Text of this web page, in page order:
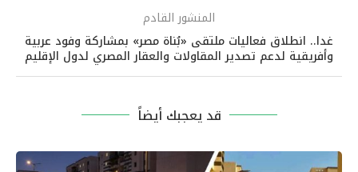
المنشور القادم
غدا.. انطلاق فعاليات ملتقى «بُناة مصر» بمشاركة وفود عربية
وأفريقية لدعم تصدير المقاولات والعقار المصري لدول الإقليم
قد يعجبك أيضاً